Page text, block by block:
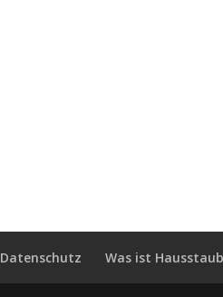
Datenschutz Was ist